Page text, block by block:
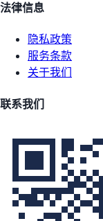
法律信息
隐私政策
服务条款
关于我们
联系我们